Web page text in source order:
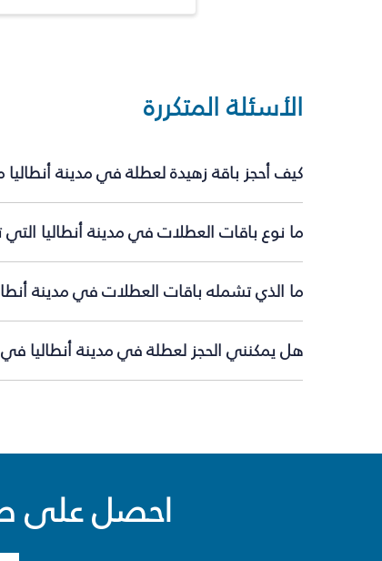
الأسئلة المتكررة
كيف أحجز باقة زهيدة لعطلة في مدينة
ما نوع باقات العطلات في مدينة أنطاليا
ما الذي تشمله باقات العطلات في مدينة
هل يمكنني الحجز لعطلة في مدينة أنطاليا في
احصل على